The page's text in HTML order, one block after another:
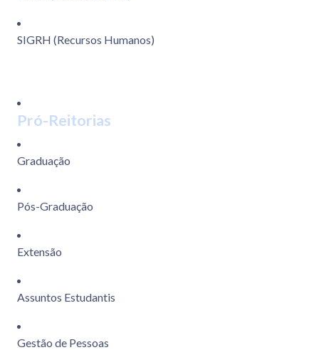
SIGRH (Recursos Humanos)
Pró-Reitorias
Graduação
Pós-Graduação
Extensão
Assuntos Estudantis
Gestão de Pessoas